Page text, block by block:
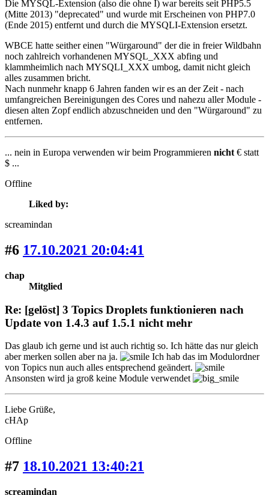
Die MYSQL-Extension (also die ohne I) war bereits seit PHP5.5
(Mitte 2013) "deprecated" und wurde mit Erscheinen von PHP7.0
(Ende 2015) entfernt und durch die MYSQLI-Extension ersetzt.
WBCE hatte seither einen "Würgaround" der die in freier Wildbahn
noch zahlreich vorhandenen MYSQL_XXX abfing und
klammheimlich nach MYSQLI_XXX umbog, damit nicht gleich
alles zusammen bricht.
Nach nunmehr knapp 6 Jahren fanden wir es an der Zeit - nach
umfangreichen Bereinigungen des Cores und nahezu aller Module -
diesen alten Zopf endlich abzuschneiden und den "Würgaround" zu
entfernen.
... nein in Europa verwenden wir beim Programmieren nicht € statt
$ ...
Offline
Liked by:
screamindan
#6 17.10.2021 20:04:41
chap
Mitglied
Re: [gelöst] 3 Topics Droplets funktionieren nach
Update von 1.4.3 auf 1.5.1 nicht mehr
Das glaub ich gerne und ist auch richtig so. Ich hätte das nur gleich
aber merken sollen aber na ja.
Ich hab das im Modulordner
von Topics nun auch alles entsprechend geändert.
Ansonsten wird ja groß keine Module verwendet
Liebe Grüße,
cHAp
Offline
#7 18.10.2021 13:40:21
screamindan